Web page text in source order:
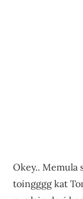
Okey..
toingggg kat